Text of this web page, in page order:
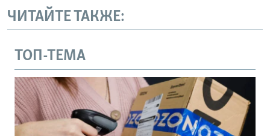
ЧИТАЙТЕ ТАКЖЕ:
ТОП-ТЕМА